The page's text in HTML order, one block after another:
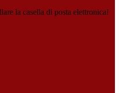
la casella di posta elettronica!